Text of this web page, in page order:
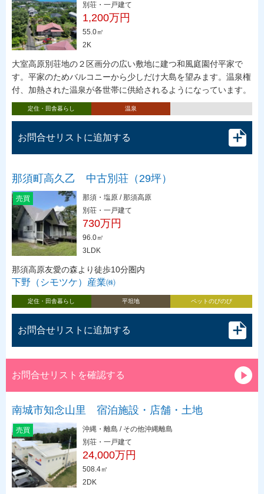
別荘・一戸建て
1,200万円
55.0㎡
2K
大室高原別荘地の２区画分の広い敷地に建つ和風庭園付平家で
す。平家のためバルコニーから少しだけ大島を望みます。温泉権
付、加熱された温泉が各世帯に供給されるようになっています。
定住・田舎暮らし 温泉
お問合せリストに追加する
那須町高久乙 中古別荘（29坪）
売買
那須・塩原 / 那須高原
別荘・一戸建て
730万円
96.0㎡
3LDK
那須高原友愛の森より徒歩10分圏内
下野（シモツケ）産業㈱
定住・田舎暮らし 平坦地 ペットのびのび
お問合せリストに追加する
お問合せリストを確認する
南城市知念山里 宿泊施設・店舗・土地
売買
沖縄・離島 / その他沖縄離島
別荘・一戸建て
24,000万円
508.4㎡
2DK